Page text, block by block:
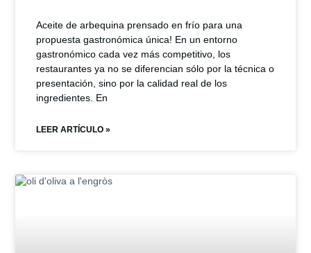
Aceite de arbequina prensado en frío para una
propuesta gastronómica única! En un entorno
gastronómico cada vez más competitivo, los
restaurantes ya no se diferencian sólo por la técnica o
presentación, sino por la calidad real de los
ingredientes. En
LEER ARTÍCULO »